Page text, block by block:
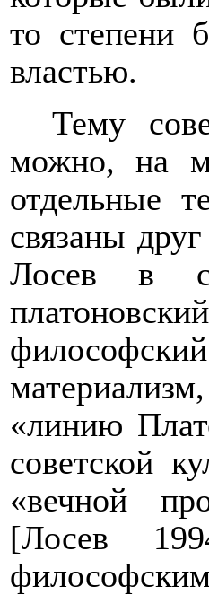
то степени
властью.
Тему
можно, на
отдельные
связаны
Лосев в
«линию
советской
«вечной
[Лосев